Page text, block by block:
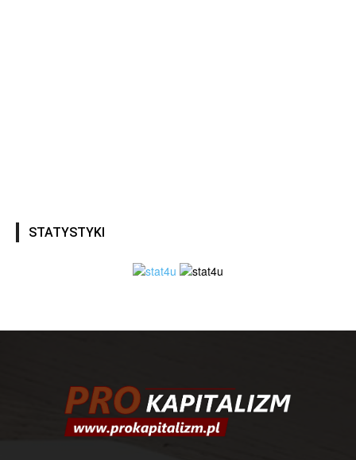
STATYSTYKI